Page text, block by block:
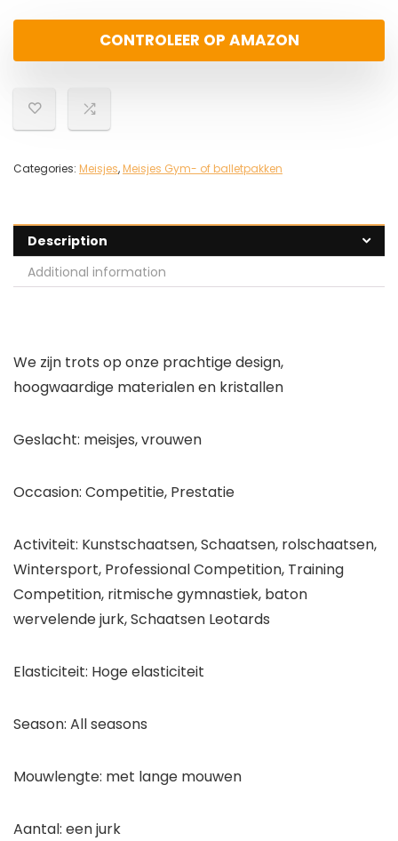
CONTROLEER OP AMAZON
Categories: Meisjes,Meisjes Gym- of balletpakken
Description
Additional information
We zijn trots op onze prachtige design,
hoogwaardige materialen en kristallen
Geslacht: meisjes, vrouwen
Occasion: Competitie, Prestatie
Activiteit: Kunstschaatsen, Schaatsen, rolschaatsen,
Wintersport, Professional Competition, Training
Competition, ritmische gymnastiek, baton
wervelende jurk, Schaatsen Leotards
Elasticiteit: Hoge elasticiteit
Season: All seasons
Mouwlengte: met lange mouwen
Aantal: een jurk